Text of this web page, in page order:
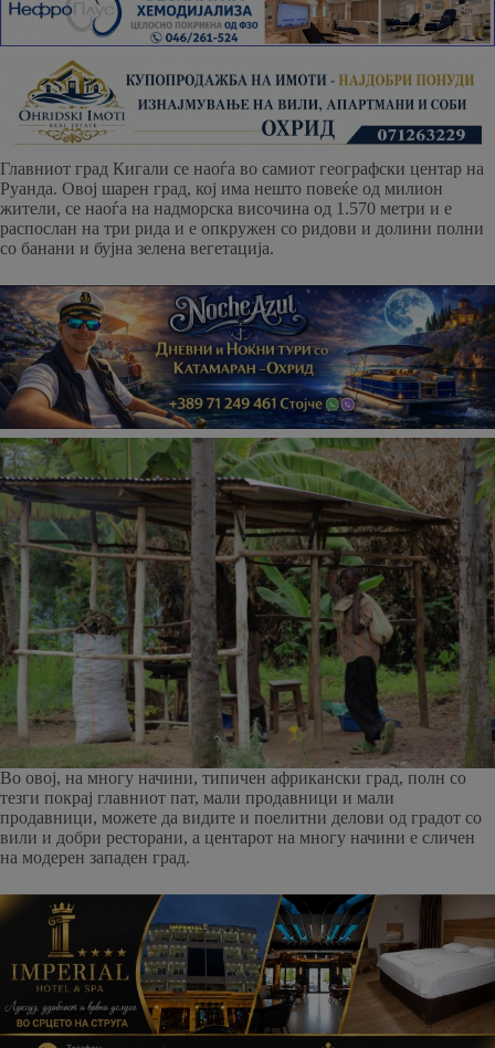
Главниот град Кигали се наоѓа во самиот географски центар на
Руанда. Овој шарен град, кој има нешто повеќе од милион
жители, се наоѓа на надморска височина од 1.570 метри и е
распослан на три рида и е опкружен со ридови и долини полни
со банани и бујна зелена вегетација.
Во овој, на многу начини, типичен африкански град, полн со
тезги покрај главниот пат, мали продавници и мали
продавници, можете да видите и поелитни делови од градот со
вили и добри ресторани, а центарот на многу начини е сличен
на модерен западен град.